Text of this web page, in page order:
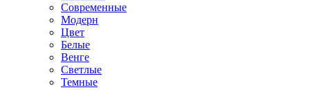
Современные
Модерн
Цвет
Белые
Венге
Светлые
Темные